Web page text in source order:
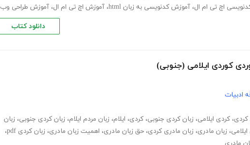
اچ تی ام ال، آموزش کدنویسی به زبان html ، آموزش اچ تی ام ال، آموزش طراحی وب
دانلود کتاب
کوردی ایلامی (جنوبی)
ادبیات
کردی، کردی ایلامی، زبان کردی جنوبی، کردی، ایلام، زبان مردم ایلام، زبان کردی جنوبی، زبان
، زبان مادری، زبان مادری کردی، حق زبان مادری، اهمیت زبان مادری، زبان کردی pdf
،